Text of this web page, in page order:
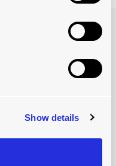
Show details